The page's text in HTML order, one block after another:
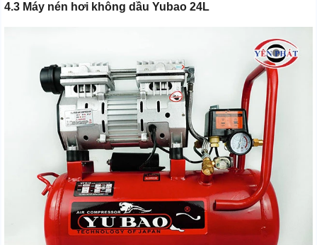
4.3 Máy nén hơi không dầu Yubao 24L